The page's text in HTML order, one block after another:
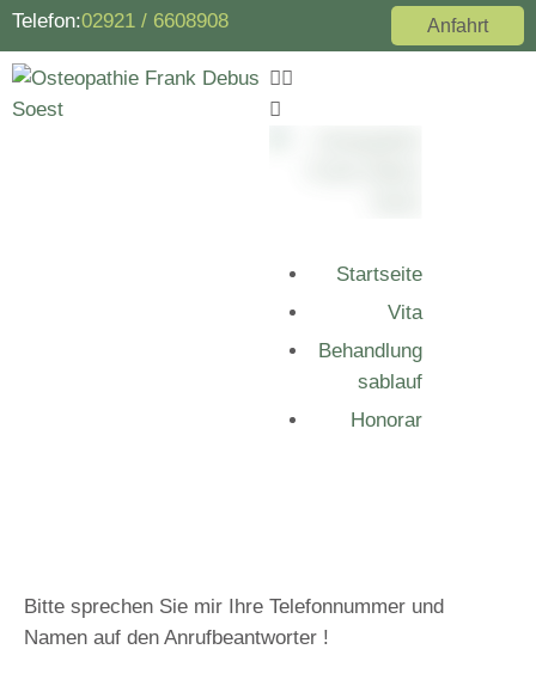
Telefon:02921 / 6608908 Anfahrt
Startseite
Vita
Behandlung
sablauf
Honorar
Bitte sprechen Sie mir Ihre Telefonnummer und
Namen auf den Anrufbeantworter !